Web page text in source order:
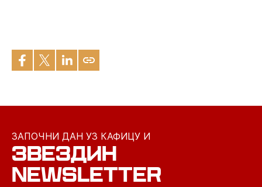
ЗАПОЧНИ ДАН УЗ КАФИЦУ И
ЗВЕЗДИН
NEWSLETTER